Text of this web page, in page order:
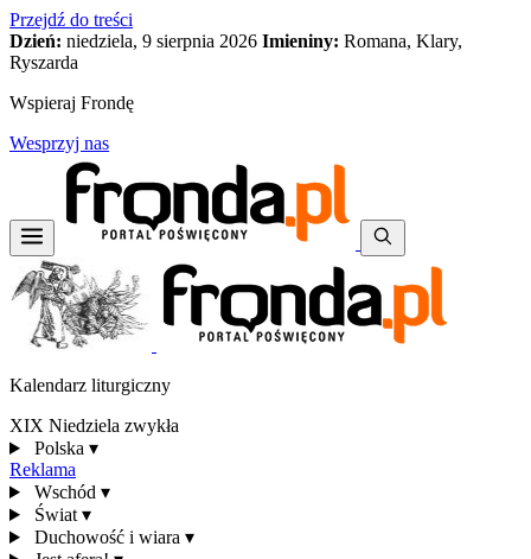
Przejdź do treści
Dzień: niedziela, 9 sierpnia 2026 Imieniny: Romana, Klary,
Ryszarda
Wspieraj Frondę
Wesprzyj nas
Kalendarz liturgiczny
XIX Niedziela zwykła
Polska ▾
Reklama
Wschód ▾
Świat ▾
Duchowość i wiara ▾